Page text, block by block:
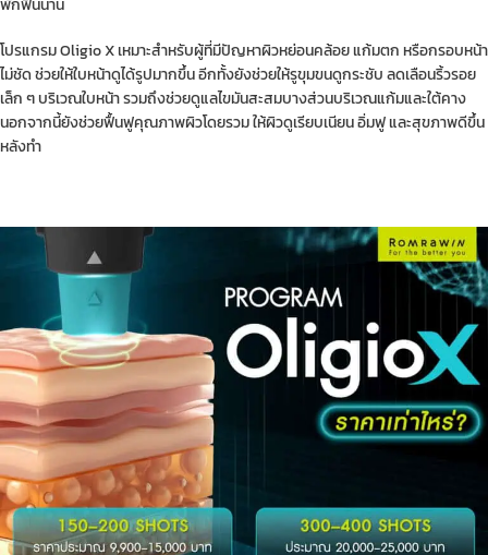
พักฟื้นนาน
โปรแกรม Oligio X เหมาะสำหรับผู้ที่มีปัญหาผิวหย่อนคล้อย แก้มตก หรือกรอบหน้า
ไม่ชัด ช่วยให้ใบหน้าดูได้รูปมากขึ้น อีกทั้งยังช่วยให้รูขุมขนดูกระชับ ลดเลือนริ้วรอย
เล็ก ๆ บริเวณใบหน้า รวมถึงช่วยดูแลไขมันสะสมบางส่วนบริเวณแก้มและใต้คาง
นอกจากนี้ยังช่วยฟื้นฟูคุณภาพผิวโดยรวม ให้ผิวดูเรียบเนียน อิ่มฟู และสุขภาพดีขึ้น
หลังทำ